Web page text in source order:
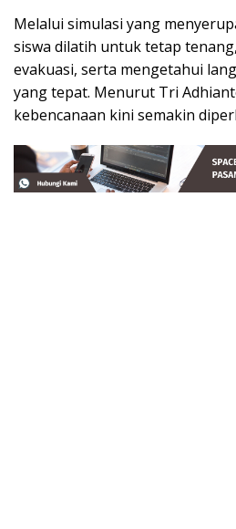
Melalui simulasi yang
siswa dilatih untuk tetap
evakuasi, serta mengetahui
yang tepat. Menurut Tri
kebencanaan kini semakin